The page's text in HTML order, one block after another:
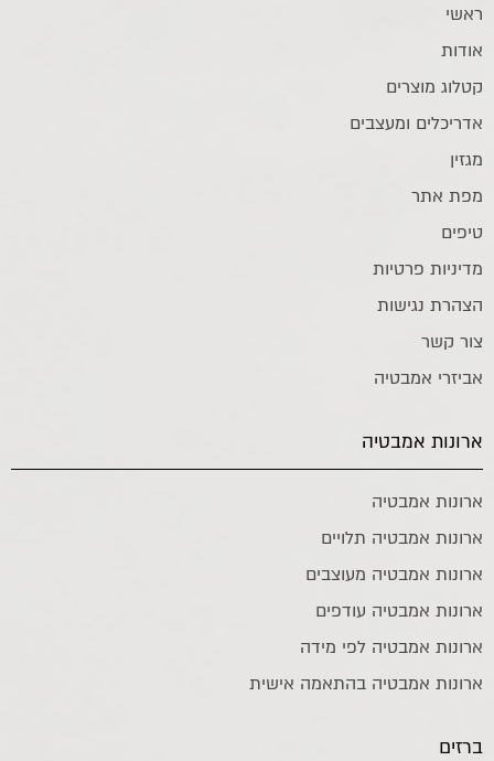
ראשי
אודות
קטלוג מוצרים
אדריכלים ומעצבים
מגזין
מפת אתר
טיפים
מדיניות פרטיות
הצהרת נגישות
צור קשר
אביזרי אמבטיה
ארונות אמבטיה
ארונות אמבטיה
ארונות אמבטיה תלויים
ארונות אמבטיה מעוצבים
ארונות אמבטיה עודפים
ארונות אמבטיה לפי מידה
ארונות אמבטיה בהתאמה אישית
ברזים